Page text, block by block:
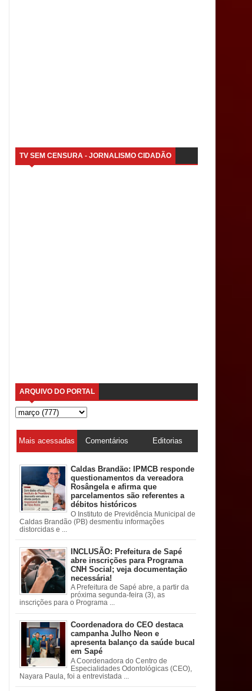
TV SEM CENSURA - JORNALISMO CIDADÃO
ARQUIVO DO PORTAL
Mais acessadas Comentários Editorias
Caldas Brandão: IPMCB responde
questionamentos da vereadora
Rosângela e afirma que
parcelamentos são referentes a
débitos históricos
O Instituto de Previdência Municipal de
Caldas Brandão (PB) desmentiu informações
distorcidas e ...
INCLUSÃO: Prefeitura de Sapé
abre inscrições para Programa
CNH Social; veja documentação
necessária!
A Prefeitura de Sapé abre, a partir da
próxima segunda-feira (3), as
inscrições para o Programa ...
Coordenadora do CEO destaca
campanha Julho Neon e
apresenta balanço da saúde bucal
em Sapé
A Coordenadora do Centro de
Especialidades Odontológicas (CEO),
Nayara Paula, foi a entrevistada ...